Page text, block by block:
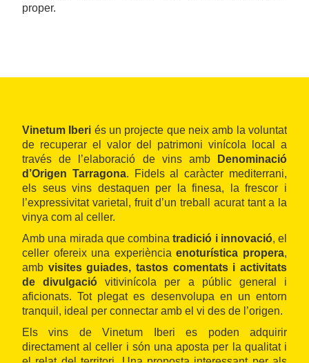
proper.
Vinetum Iberi és un projecte que neix amb la voluntat
de recuperar el valor del patrimoni vinícola local a
través de l’elaboració de vins amb
Denominació
d’Origen Tarragona. Fidels al caràcter mediterrani,
els seus vins destaquen per la finesa, la frescor i
l’expressivitat varietal, fruit d’un treball acurat tant a la
vinya com al celler.
Amb una mirada que combinatradició i innovació, el
celler ofereix una experiènciaenoturística propera,
amb visites guiades, tastos comentats i activitats
de divulgació vitivinícola per a públic general i
aficionats. Tot plegat es desenvolupa en un entorn
tranquil, ideal per connectar amb el vi des de l’origen.
Els vins de Vinetum Iberi es poden adquirir
directament al celler i són una aposta per la qualitat i